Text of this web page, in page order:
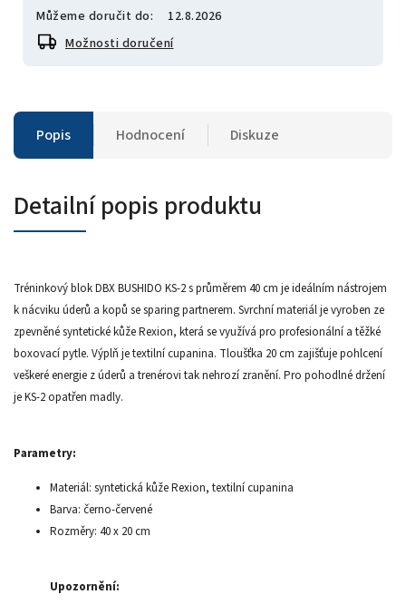
Můžeme doručit do:
12.8.2026
Možnosti doručení
Popis Hodnocení Diskuze
Detailní popis produktu
Tréninkový blok DBX BUSHIDO KS-2 s průměrem 40 cm je ideálním nástrojem
k nácviku úderů a kopů se sparing partnerem. Svrchní materiál je vyroben ze
zpevněné syntetické kůže Rexion, která se využívá pro profesionální a těžké
boxovací pytle. Výplň je textilní cupanina. Tloušťka 20 cm zajišťuje pohlcení
veškeré energie z úderů a trenérovi tak nehrozí zranění. Pro pohodlné držení
je KS-2 opatřen madly.
Parametry:
Materiál: syntetická kůže Rexion, textilní cupanina
Barva: černo-červené
Rozměry: 40 x 20 cm
Upozornění: